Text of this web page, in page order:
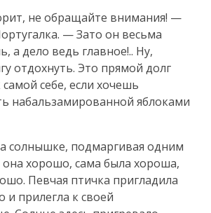
не обращайте внимания! —
— Зато он весьма
а дело ведь главное!.. Ну,
отдохнуть. Это прямой долг
себе, если хочешь
набальзамированной яблоками
солнышке, подмаргивая одним
она хорошо, сама была хороша,
Певчая птичка пригладила
и прилегла к своей